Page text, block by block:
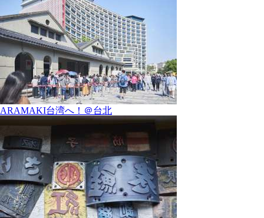
ARAMAKI台湾へ！＠台北